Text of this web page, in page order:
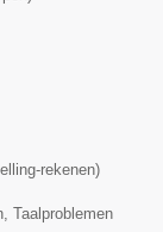
rekenen)
Taalproblemen